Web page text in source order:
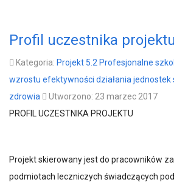
Profil uczestnika projektu
Kategoria: Projekt 5.2 Profesjonalne
wzrostu efektywności działania jednostek
zdrowia
Utworzono: 23 marzec 2017
PROFIL UCZESTNIKA PROJEKTU
Projekt skierowany jest do pracowników
podmiotach leczniczych świadczących